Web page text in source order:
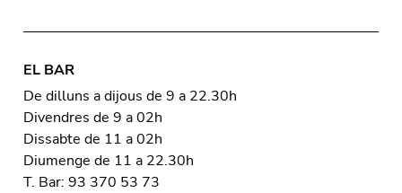
EL BAR
De dilluns a dijous de 9 a 22.30h
Divendres de 9 a 02h
Dissabte de 11 a 02h
Diumenge de 11 a 22.30h
T. Bar: 93 370 53 73